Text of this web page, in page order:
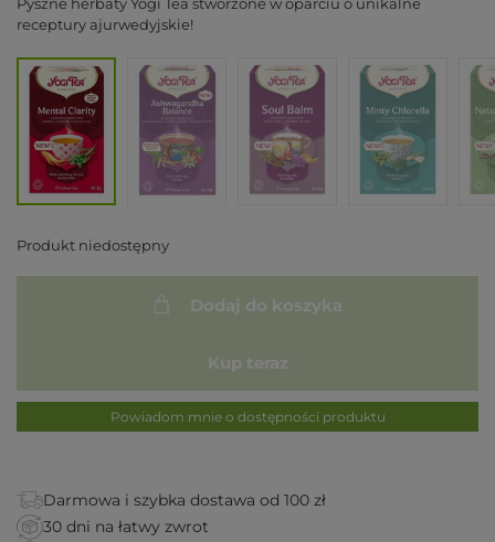
receptury ajurwedyjskie!
Produkt niedostępny
Dodaj do koszyka
Kup teraz
Powiadom mnie o dostępności produktu
Darmowa i szybka dostawa od 100 zł
30 dni na łatwy zwrot